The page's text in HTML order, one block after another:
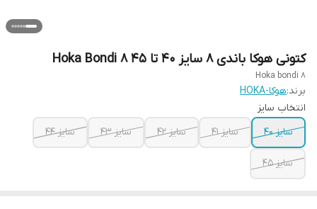
کتونی هوکا باندی 8 سایز ۴۰ تا ۴۵ Hoka Bondi 8
Hoka bondi 8
برند:هوکا-HOKA
انتخاب سایز
سایز ۴۰
سایز ۴۱ سایز ۴۲ سایز ۴۳ سایز ۴۴
سایز ۴۵